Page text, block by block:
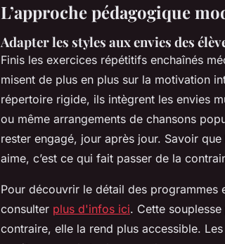
L’approche pédagogique
Adapter les styles aux envies des
Finis les exercices répétitifs enchaînés
misent de plus en plus sur la motivation
répertoire rigide, ils intègrent les envies
ou même arrangements de chansons
rester engagé, jour après jour. Savoir
aime, c’est ce qui fait passer de la
Pour découvrir le détail des
consulter plus d'infos ici. Cette
contraire, elle la rend plus accessible.